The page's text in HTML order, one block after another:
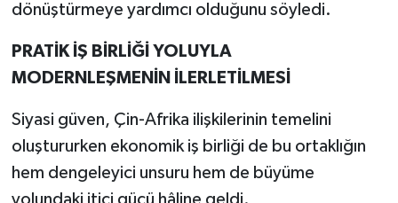
dönüştürmeye yardımcı olduğunu söyledi.
PRATİK İŞ BİRLİĞİ YOLUYLA
MODERNLEŞMENİN İLERLETİLMESİ
Siyasi güven, Çin-Afrika ilişkilerinin temelini
oluştururken ekonomik iş birliği de bu ortaklığın
hem dengeleyici unsuru hem de büyüme